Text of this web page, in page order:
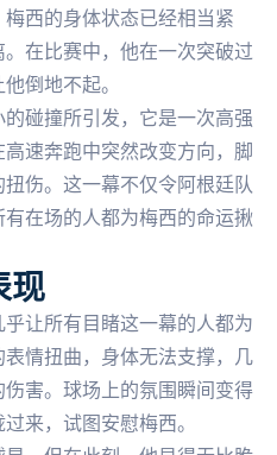
西的身体状态已经相当紧
在比赛中，他在一次突破过
倒地不起。
碰撞所引发，它是一次高强
速奔跑中突然改变方向，脚
伤。这一幕不仅令阿根廷队
在场的人都为梅西的命运揪
现
让所有目睹这一幕的人都为
情扭曲，身体无法支撑，几
害。球场上的氛围瞬间变得
来，试图安慰梅西。